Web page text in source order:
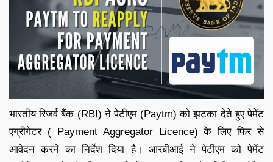
भारतीय रिजर्व बैंक (RBI) ने पेटीएम (Paytm) को झटका देते हुए पेमेंट
एग्रीगेटर ( Payment Aggregator Licence) के लिए फिर से
आवेदन करने का निर्देश दिया है। आरबीआई ने पेटीएम को पेमेंट